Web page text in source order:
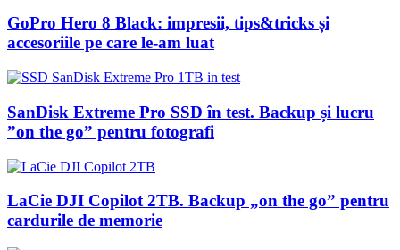
GoPro Hero 8 Black: impresii, tips&tricks și
accesoriile pe care le-am luat
SanDisk Extreme Pro SSD în test. Backup și lucru
”on the go” pentru fotografi
LaCie DJI Copilot 2TB. Backup „on the go” pentru
cardurile de memorie